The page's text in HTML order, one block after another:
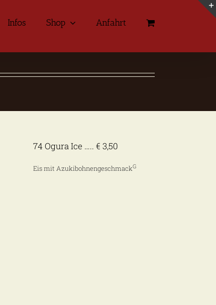
Infos Shop Anfahrt
74 Ogura Ice ….. € 3,50
Eis mit AzukibohnengeschmackG